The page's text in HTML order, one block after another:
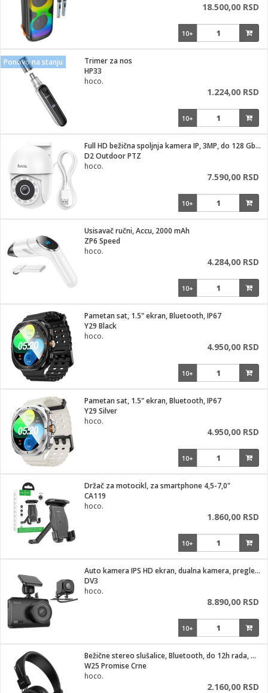
18.500,00 RSD
10+
Ponovo na stanju
Trimer za nos
HP33
hoco.
1.224,00 RSD
10+
Full HD bežična spoljnja kamera IP, 3MP, do 128 Gb kartica
D2 Outdoor PTZ
hoco.
7.590,00 RSD
10+
Usisavač ručni, Accu, 2000 mAh
ZP6 Speed
hoco.
4.284,00 RSD
10+
Pametan sat, 1.5" ekran, Bluetooth, IP67
Y29 Black
hoco.
4.950,00 RSD
10+
Pametan sat, 1.5" ekran, Bluetooth, IP67
Y29 Silver
hoco.
4.950,00 RSD
10+
Držač za motocikl, za smartphone 4,5-7,0"
CA119
hoco.
1.860,00 RSD
10+
Auto kamera IPS HD ekran, dualna kamera, pregledom od 140°
DV3
hoco.
8.890,00 RSD
10+
Bežične stereo slušalice, Bluetooth, do 12h rada, mikrofon
W25 Promise Crne
hoco.
2.160,00 RSD